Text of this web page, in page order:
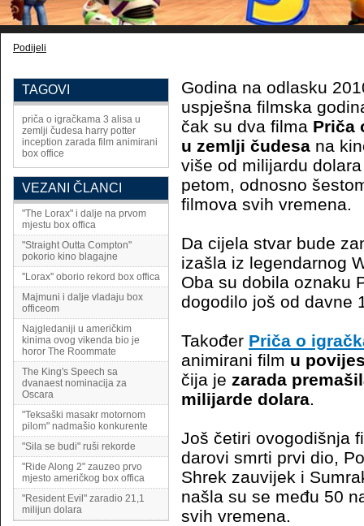
Podijeli
TAGOVI
priča o igračkama 3 alisa u
zemlji čudesa harry potter
inception zarada film animirani
box office
VEZANI ČLANCI
"The Lorax" i dalje na prvom
mjestu box offica
"Straight Outta Compton"
pokorio kino blagajne
''Lorax'' oborio rekord box offica
Majmuni i dalje vladaju box
officeom
Najgledaniji u američkim
kinima ovog vikenda bio je
horor The Roommate
The King's Speech sa
dvanaest nominacija za
Oscara
"Teksaški masakr motornom
pilom" nadmašio konkurente
"Sila se budi" ruši rekorde
"Ride Along 2" zauzeo prvo
mjesto američkog box offica
"Resident Evil" zaradio 21,1
milijun dolara
Godina na odlasku
uspješna filmska
čak su dva filma Priča
u zemlji čudesa na
više od milijardu
petom, odnosno
filmova svih vremena.
Da cijela stvar bude
izašla iz legendarnog
Oba su dobila oznaku
dogodilo još od davne
Također Priča o
animirani film u
čija je zarada
milijarde dolara.
Još četiri ovogodišnja
darovi smrti prvi dio,
Shrek zauvijek i
našla su se među 50
svih vremena.